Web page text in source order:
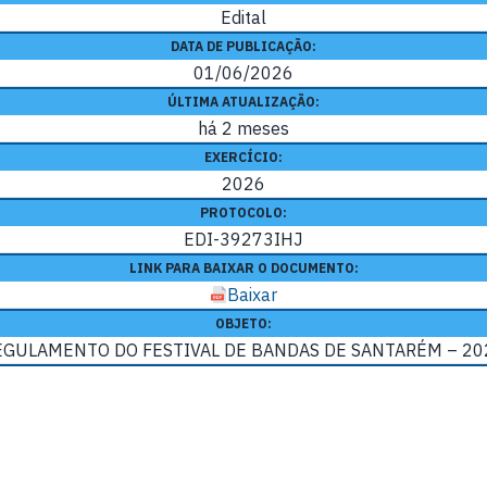
Edital
DATA DE PUBLICAÇÃO:
01/06/2026
ÚLTIMA ATUALIZAÇÃO:
há 2 meses
EXERCÍCIO:
2026
PROTOCOLO:
EDI-39273IHJ
LINK PARA BAIXAR O DOCUMENTO:
Baixar
OBJETO:
DO FESTIVAL DE BANDAS DE SANTARÉM –